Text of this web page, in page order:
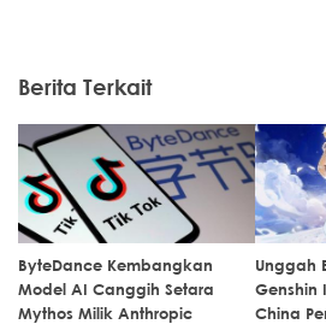
Berita Terkait
ByteDance Kembangkan
Model AI Canggih Setara
Mythos Milik Anthropic
Unggah
Genshin
China